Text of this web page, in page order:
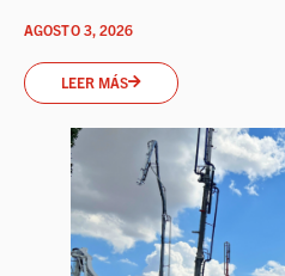
AGOSTO 3, 2026
LEER MÁS